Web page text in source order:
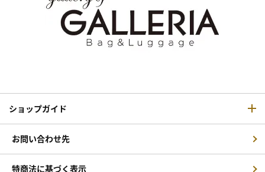
ショップガイド
お問い合わせ先
特商法に基づく表示